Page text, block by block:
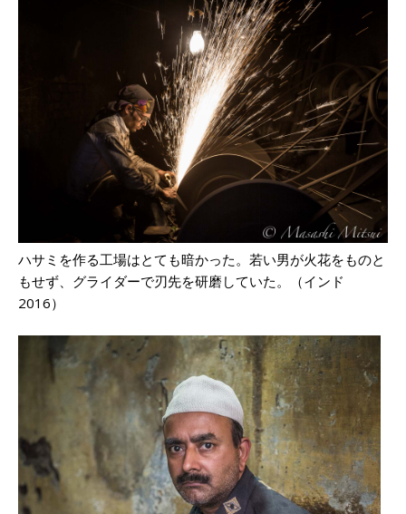
ハサミを作る工場はとても暗かった。若い男が火花をものと
もせず、グライダーで刃先を研磨していた。（インド
2016）